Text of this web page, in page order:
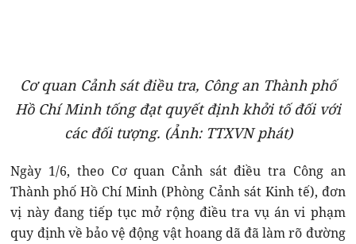
Cơ quan Cảnh sát điều tra, Công an Thành phố
Hồ Chí Minh tống đạt quyết định khởi tố đối với
các đối tượng. (Ảnh: TTXVN phát)
Ngày 1/6, theo Cơ quan Cảnh sát điều tra Công an
Thành phố Hồ Chí Minh (Phòng Cảnh sát Kinh tế), đơn
vị này đang tiếp tục mở rộng điều tra vụ án vi phạm
quy định về bảo vệ động vật hoang dã đã làm rõ đường